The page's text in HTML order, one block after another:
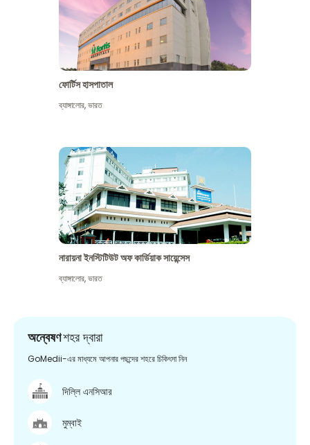
ফোর্টিস হাসপাতাল
ব্যাঙ্গালোর,ভারত
নারায়না ইনস্টিটিউট অফ কার্ডিয়াক সায়েন্সেস
ব্যাঙ্গালোর,ভারত
অন্বেষণশহর দ্বারা
GoMedii-এর মাধ্যমে আপনার পছন্দের শহরে চিকিৎসা নিন
দিল্লি এনসিআর
মুম্বাই